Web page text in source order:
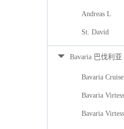
Andreas L
St. David
Bavaria 巴伐利亚
Bavaria
Bavaria
Bavaria